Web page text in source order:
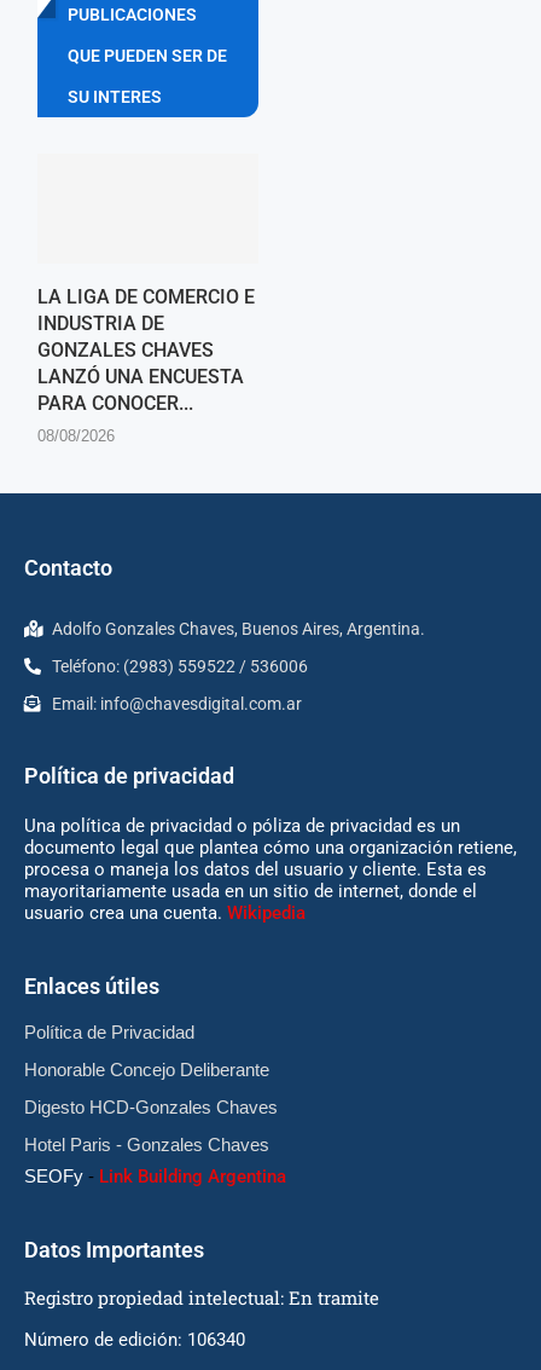
PUBLICACIONES
QUE PUEDEN SER DE
SU INTERES
LA LIGA DE COMERCIO E
INDUSTRIA DE
GONZALES CHAVES
LANZÓ UNA ENCUESTA
PARA CONOCER...
08/08/2026
Contacto
Adolfo Gonzales Chaves, Buenos Aires, Argentina.
Teléfono: (2983) 559522 / 536006
Email: info@chavesdigital.com.ar
Política de privacidad
Una política de privacidad o póliza de privacidad es un
documento legal que plantea cómo una organización retiene,
procesa o maneja los datos del usuario y cliente. Esta es
mayoritariamente usada en un sitio de internet, donde el
usuario crea una cuenta. Wikipedia
Enlaces útiles
Política de Privacidad
Honorable Concejo Deliberante
Digesto HCD-Gonzales Chaves
Hotel Paris - Gonzales Chaves
SEOFy - Link Building Argentina
Datos Importantes
Registro propiedad intelectual: En tramite
Número de edición: 106340